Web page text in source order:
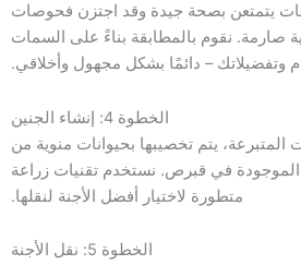
يتمتعن بصحة جيدة وقد اجتزن فحوصات
صارمة. نقوم بالمطابقة بناءً على السمات
وتفضيلاتك – دائمًا بشكل مجهول وأخلاقي.
الخطوة 4: إنشاء الجنين
يتم تخصيبها بحيوانات منوية من
في قبرص. نستخدم تقنيات زراعة
متطورة لاختيار أفضل الأجنة لنقلها.
الخطوة 5: نقل الأجنة